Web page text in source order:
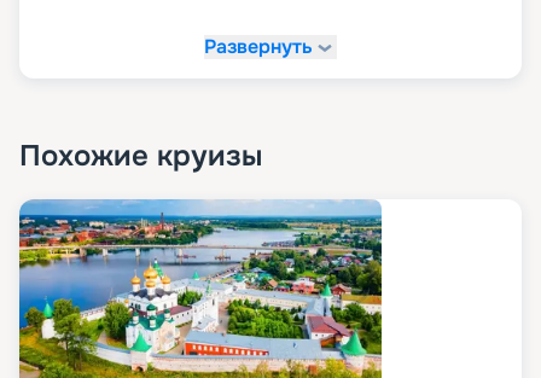
Развернуть
Похожие круизы